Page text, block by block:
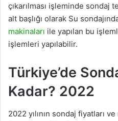
çıkarılması işleminde sondaj
alt başlığı olarak Su
makinaları ile yapılan bu
işlemleri yapılabilir.
Türkiye’de
Kadar? 2022
2022 yılının sondaj fiyatları